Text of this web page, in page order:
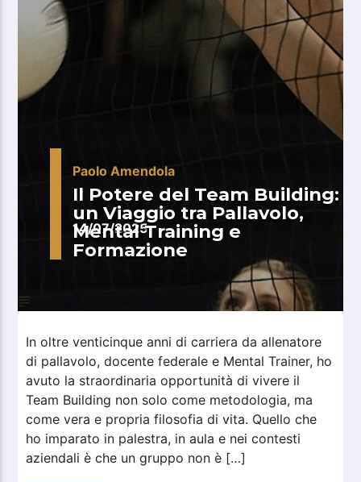
Paolo Amendola
14/07/2025
Il Potere del Team Building:
un Viaggio tra Pallavolo,
Mental Training e
Formazione
In oltre venticinque anni di carriera da allenatore
di pallavolo, docente federale e Mental Trainer, ho
avuto la straordinaria opportunità di vivere il
Team Building non solo come metodologia, ma
come vera e propria filosofia di vita. Quello che
ho imparato in palestra, in aula e nei contesti
aziendali è che un gruppo non è […]